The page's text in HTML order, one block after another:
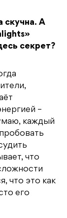
скучна. А
секрет?
–
каждый
что
что это как
его